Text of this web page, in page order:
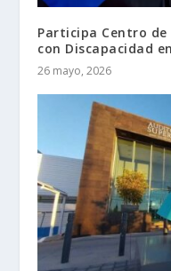
Participa Centro de
con Discapacidad
26 mayo, 2026